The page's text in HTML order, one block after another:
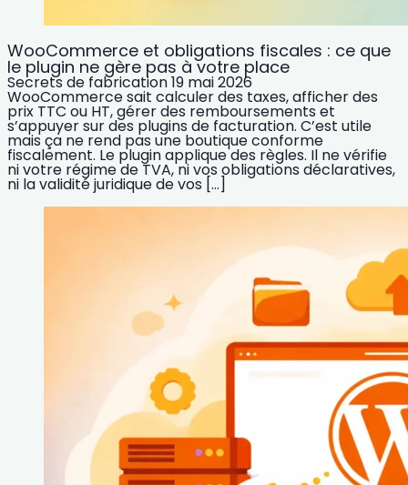
WooCommerce et obligations fiscales : ce que
le plugin ne gère pas à votre place
Secrets de fabrication19 mai 2026
WooCommerce sait calculer des taxes, afficher des
prix TTC ou HT, gérer des remboursements et
s’appuyer sur des plugins de facturation. C’est utile
mais ça ne rend pas une boutique conforme
fiscalement. Le plugin applique des règles. Il ne vérifie
ni votre régime de TVA, ni vos obligations déclaratives,
ni la validité juridique de vos […]